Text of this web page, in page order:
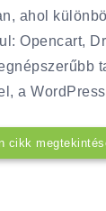
ahol
Opencart,
a
cikk